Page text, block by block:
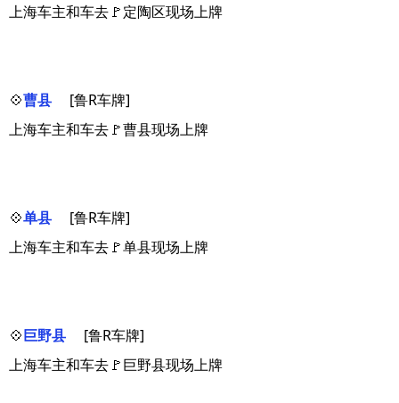
上海车主和车去🚩定陶区现场上牌
💠曹县
[鲁R车牌]
上海车主和车去🚩曹县现场上牌
💠单县
[鲁R车牌]
上海车主和车去🚩单县现场上牌
💠巨野县
[鲁R车牌]
上海车主和车去🚩巨野县现场上牌